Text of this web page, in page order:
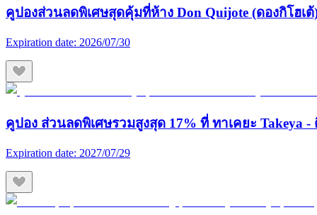
คูปองส่วนลดพิเศษสุดคุ้มที่ห้าง Don Quijote (ดองกิโฮ
Expiration date: 2026/07/30
คูปอง ส่วนลดพิเศษรวมสูงสุด 17% ที่ ทาเคยะ Takeya
Expiration date: 2027/07/29